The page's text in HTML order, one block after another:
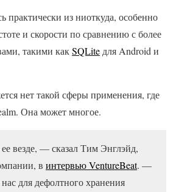
практически из ниоткуда, особенно
и скорости по сравнению с более
такими какSQLiteдля Android и
нет такой сферы применения, где
Она может многое.
везде, — сказал Тим Энглэйд,
в интервью VentureBeat. —
для дефолтного хранения